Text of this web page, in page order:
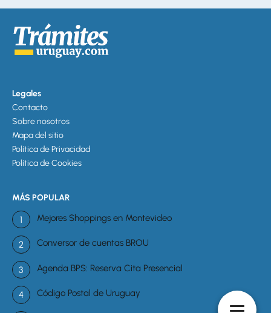
Legales
Contacto
Sobre nosotros
Mapa del sitio
Política de Privacidad
Política de Cookies
MÁS POPULAR
Mejores Shoppings en Montevideo
Conversor de cuentas BROU
Agenda BPS: Reserva Cita Presencial
Código Postal de Uruguay